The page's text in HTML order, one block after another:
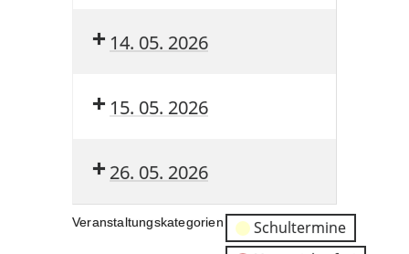
14. 05. 2026
15. 05. 2026
26. 05. 2026
Veranstaltungskategorien
Schultermine